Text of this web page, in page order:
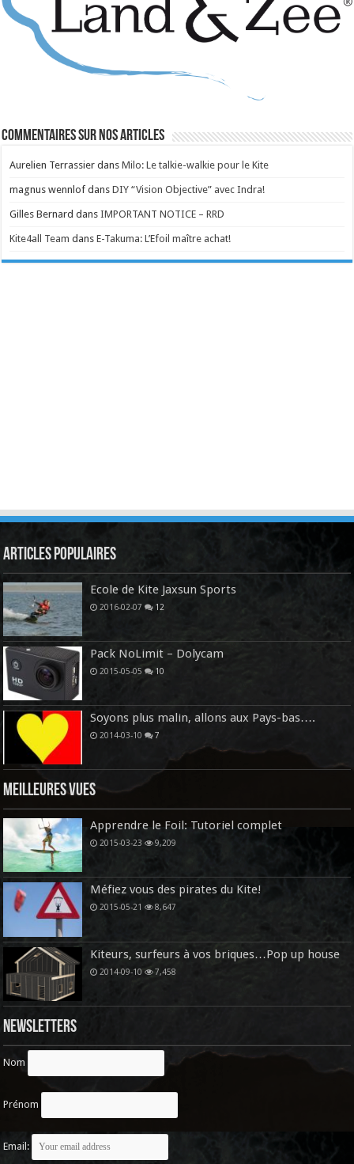
Commentaires sur nos articles
Aurelien Terrassier dansMilo: Le talkie-walkie pour le Kite
magnus wennlof dansDIY “Vision Objective” avec Indra!
Gilles Bernard dansIMPORTANT NOTICE – RRD
Kite4all Team dansE-Takuma: L’Efoil maître achat!
Articles Populaires
Ecole de Kite Jaxsun Sports
2016-02-07 12
Pack NoLimit – Dolycam
2015-05-05 10
Soyons plus malin, allons aux Pays-bas….
2014-03-10 7
Meilleures vues
Apprendre le Foil: Tutoriel complet
2015-03-23 9,209
Méfiez vous des pirates du Kite!
2015-05-21 8,647
Kiteurs, surfeurs à vos briques…Pop up house
2014-09-10 7,458
Newsletters
Nom
Prénom
Email: